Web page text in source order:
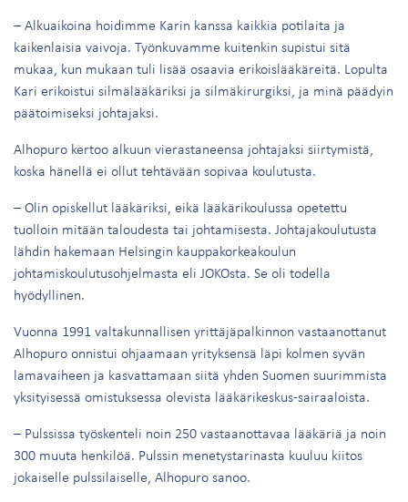
– Alkuaikoina hoidimme Karin kanssa kaikkia potilaita ja
kaikenlaisia vaivoja. Työnkuvamme kuitenkin supistui sitä
mukaa, kun mukaan tuli lisää osaavia erikoislääkäreitä. Lopulta
Kari erikoistui silmälääkäriksi ja silmäkirurgiksi, ja minä päädyin
päätoimiseksi johtajaksi.
Alhopuro kertoo alkuun vierastaneensa johtajaksi siirtymistä,
koska hänellä ei ollut tehtävään sopivaa koulutusta.
– Olin opiskellut lääkäriksi, eikä lääkärikoulussa opetettu
tuolloin mitään taloudesta tai johtamisesta. Johtajakoulutusta
lähdin hakemaan Helsingin kauppakorkeakoulun
johtamiskoulutusohjelmasta eli JOKOsta. Se oli todella
hyödyllinen.
Vuonna 1991 valtakunnallisen yrittäjäpalkinnon vastaanottanut
Alhopuro onnistui ohjaamaan yrityksensä läpi kolmen syvän
lamavaiheen ja kasvattamaan siitä yhden Suomen suurimmista
yksityisessä omistuksessa olevista lääkärikeskus-sairaaloista.
– Pulssissa työskenteli noin 250 vastaanottavaa lääkäriä ja noin
300 muuta henkilöä. Pulssin menetystarinasta kuuluu kiitos
jokaiselle pulssilaiselle, Alhopuro sanoo.